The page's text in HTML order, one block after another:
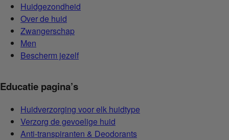
Huidgezondheid
Over de huid
Zwangerschap
Men
Bescherm jezelf
Educatie pagina’s
Huidverzorging voor elk huidtype
Verzorg de gevoelige huid
Anti-transpiranten & Deodorants